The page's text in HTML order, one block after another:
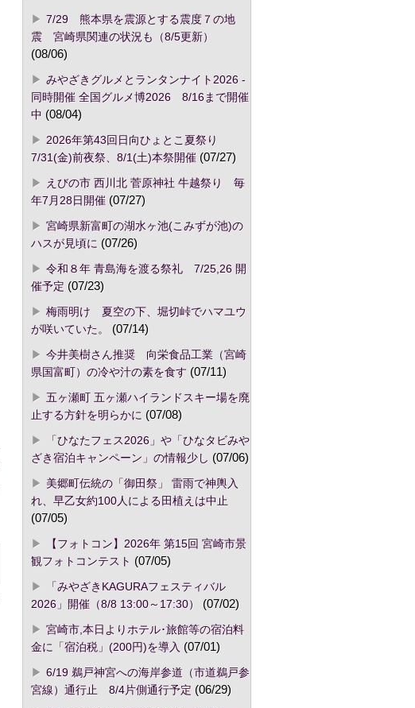
7/29 熊本県を震源とする震度７の地
震 宮崎県関連の状況も（8/5更新）
(08/06)
みやざきグルメとランタンナイト2026 -
同時開催 全国グルメ博2026 8/16まで開催
中 (08/04)
2026年第43回日向ひょとこ夏祭り
7/31(金)前夜祭、8/1(土)本祭開催(07/27)
えびの市 西川北 菅原神社 牛越祭り 毎
年7月28日開催(07/27)
宮崎県新富町の湖水ヶ池(こみずが池)の
ハスが見頃に (07/26)
令和８年 青島海を渡る祭礼 7/25,26 開
催予定 (07/23)
梅雨明け 夏空の下、堀切峠でハマユウ
が咲いていた。
(07/14)
今井美樹さん推奨 向栄食品工業（宮崎
県国富町）の冷や汁の素を食す (07/11)
五ヶ瀬町 五ヶ瀬ハイランドスキー場を廃
止する方針を明らかに (07/08)
「ひなたフェス2026」や「ひなタビみや
ざき宿泊キャンペーン」の情報少し (07/06)
美郷町伝統の「御田祭」 雷雨で神輿入
れ、早乙女約100人による田植えは中止
(07/05)
【フォトコン】2026年 第15回 宮崎市景
観フォトコンテスト (07/05)
「みやざきKAGURAフェスティバル
2026」開催（8/8 13:00～17:30）
(07/02)
宮崎市,本日よりホテル･旅館等の宿泊料
金に「宿泊税」(200円)を導入 (07/01)
6/19 鵜戸神宮への海岸参道（市道鵜戸参
宮線）通行止 8/4片側通行予定 (06/29)